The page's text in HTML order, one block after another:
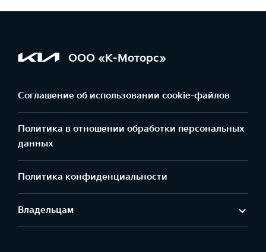
ООО «К-Моторс»
Соглашение об использовании cookie-файлов
Политика в отношении обработки персональных
данных
Политика конфиденциальности
Владельцам